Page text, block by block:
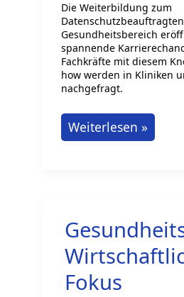
Die Weiterbildung zum
Gesundheitsbereich
spannende
Fachkräfte mit diesem
how werden in Kliniken
nachgefragt.
Weiterbildung
Weiterlesen »
Fokus